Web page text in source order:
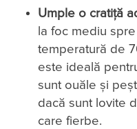
Umple o cratiță
la foc mediu
temperatură de
este ideală
sunt ouăle și
dacă sunt lovite
care fierbe.